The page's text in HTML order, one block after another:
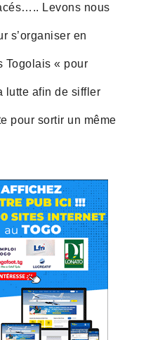
Levons nous
s’organiser en
Togolais « pour
lutte afin de siffler
pour sortir un même